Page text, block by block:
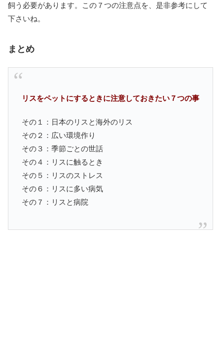
飼う必要があります。この７つの注意点を、是非参考にして
下さいね。
まとめ
リスをペットにするときに注意しておきたい７つの事
その１：日本のリスと海外のリス
その２：広い環境作り
その３：季節ごとの世話
その４：リスに触るとき
その５：リスのストレス
その６：リスに多い病気
その７：リスと病院